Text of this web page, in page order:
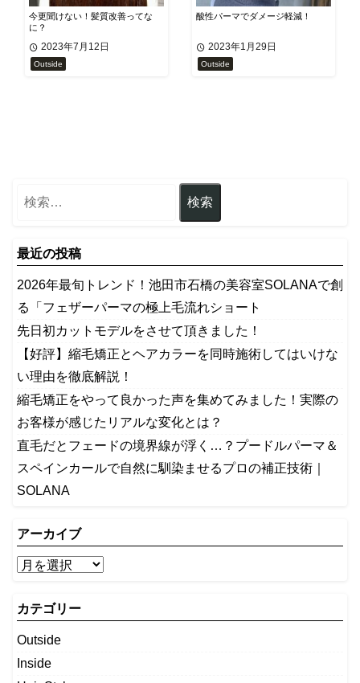
今更聞けない！髪質改善ってな
に？
2023年7月12日
Outside
酸性パーマでダメージ軽減！
2023年1月29日
Outside
最近の投稿
2026年最旬トレンド！池田市石橋の美容室SOLANAで創
る「フェザーパーマの極上毛流れショート
先日初カットモデルをさせて頂きました！
【好評】縮毛矯正とヘアカラーを同時施術してはいけな
い理由を徹底解説！
縮毛矯正をやって良かった声を集めてみました！実際の
お客様が感じたリアルな変化とは？
​直毛だとフェードの境界線が浮く…？プードルパーマ＆
スペインカールで自然に馴染ませるプロの補正技術｜
SOLANA
アーカイブ
カテゴリー
Outside
Inside